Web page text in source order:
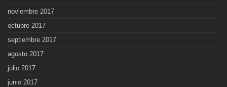
noviembre 2017
octubre 2017
septiembre 2017
agosto 2017
julio 2017
junio 2017